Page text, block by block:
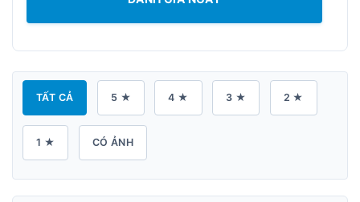
TẤT CẢ 5 ★ 4 ★ 3 ★ 2 ★
1 ★ CÓ ẢNH